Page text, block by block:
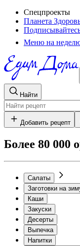
Спецпроекты
Планета
Меню на
Найти
Добавить рецепт
Более 80 000
Салаты
Заготовки на
Каши
Закуски
Десерты
Выпечка
Напитки